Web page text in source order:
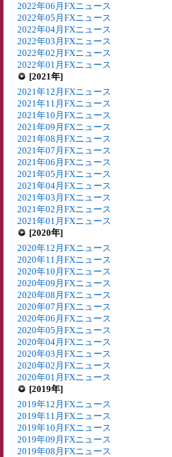
2022年06月FXニュース
2022年05月FXニュース
2022年04月FXニュース
2022年03月FXニュース
2022年02月FXニュース
2022年01月FXニュース
[2021年]
2021年12月FXニュース
2021年11月FXニュース
2021年10月FXニュース
2021年09月FXニュース
2021年08月FXニュース
2021年07月FXニュース
2021年06月FXニュース
2021年05月FXニュース
2021年04月FXニュース
2021年03月FXニュース
2021年02月FXニュース
2021年01月FXニュース
[2020年]
2020年12月FXニュース
2020年11月FXニュース
2020年10月FXニュース
2020年09月FXニュース
2020年08月FXニュース
2020年07月FXニュース
2020年06月FXニュース
2020年05月FXニュース
2020年04月FXニュース
2020年03月FXニュース
2020年02月FXニュース
2020年01月FXニュース
[2019年]
2019年12月FXニュース
2019年11月FXニュース
2019年10月FXニュース
2019年09月FXニュース
2019年08月FXニュース